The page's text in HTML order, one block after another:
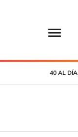
40 AL DÍA